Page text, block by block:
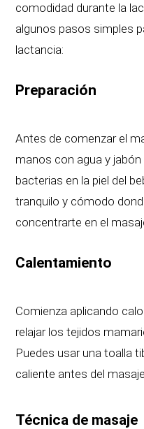
comodidad durante la
algunos pasos simples
lactancia:
Preparación
Antes de comenzar el
manos con agua y
bacterias en la piel del
tranquilo y cómodo
concentrarte en el
Calentamiento
Comienza aplicando
relajar los tejidos
Puedes usar una toalla
caliente antes del
Técnica de masaje